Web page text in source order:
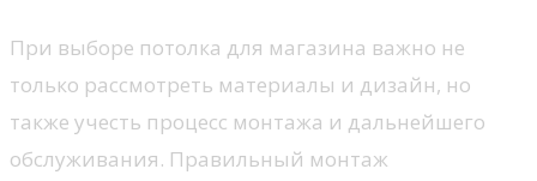
При выборе потолка для магазина важно не
только рассмотреть материалы и дизайн, но
также учесть процесс монтажа и дальнейшего
обслуживания. Правильный монтаж